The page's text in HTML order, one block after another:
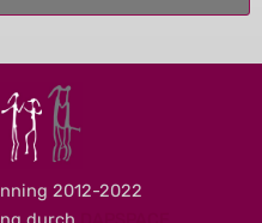
2012-2022